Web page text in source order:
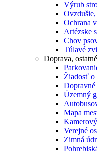
Výrub
Ochrana
Artézske
Chov
Túlavé
Doprava, ostatné
Žiadosť o
Územný
Mapa
Verejné
Zimná